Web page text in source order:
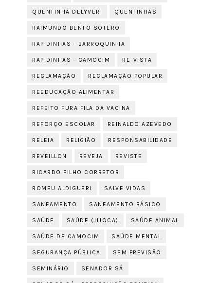
QUENTINHA DELYVERI QUENTINHAS
RAIMUNDO BENTO SOTERO
RAPIDINHAS - BARROQUINHA
RAPIDINHAS - CAMOCIM RE-VISTA
RECLAMAÇÃO RECLAMAÇÃO POPULAR
REEDUCAÇÃO ALIMENTAR
REFEITO FURA FILA DA VACINA
REFORÇO ESCOLAR REINALDO AZEVEDO
RELEIA RELIGIÃO RESPONSABILIDADE
REVEILLON REVEJA REVISTE
RICARDO FILHO CORRETOR
ROMEU ALDIGUERI SALVE VIDAS
SANEAMENTO SANEAMENTO BÁSICO
SAÚDE SAÚDE (JIJOCA) SAÚDE ANIMAL
SAÚDE DE CAMOCIM SAÚDE MENTAL
SEGURANÇA PÚBLICA SEM PREVISÃO
SEMINÁRIO SENADOR SÁ